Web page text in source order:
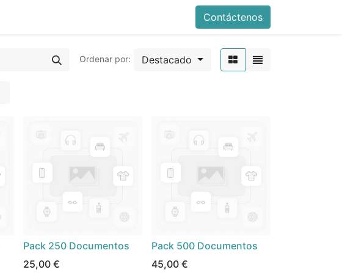
Contáctenos
Ordenar por: Destacado
Pack 250 Documentos
25,00 €
Pack 500 Documentos
45,00 €